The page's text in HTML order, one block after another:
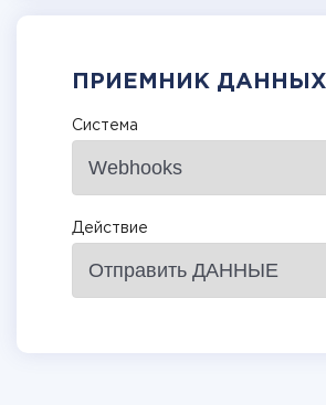
ПРИЕМНИК ДАННЫХ
Система
Действие